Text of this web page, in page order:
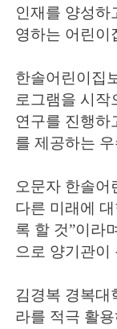
인재를 양성하
영하는 어린이
한솔어린이집
로그램을 시
연구를 진행하
를 제공하는
오문자 한솔어
다른 미래에
록 할 것”이라
으로 양기관이
김경복 경복대
라를 적극 활